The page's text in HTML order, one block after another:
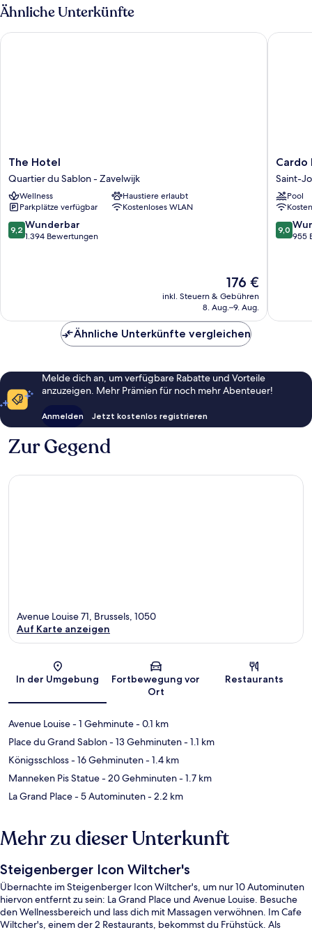
Ähnliche Unterkünfte
The
Hotel
Quartier
du
Sablon
-
Zavelwijk
The Hotel
Quartier du Sablon - Zavelwijk
Wellness
Haustiere erlaubt
Parkplätze verfügbar
Kostenloses WLAN
9.2
von
9,2 Wunderbar
1.394 Bewertungen
Der
Preis
beträgt
176 €
inkl. Steuern & Gebühren
8. Aug.–9. Aug.
The Hotel
Cardo
Saint-
Josse-
ten-
Cardo
Saint-
Pool
9.0
von
9,0
955
Cardo
Ähnliche Unterkünfte vergleichen
Melde dich an, um verfügbare Rabatte und Vorteile
anzuzeigen. Mehr Prämien für noch mehr Abenteuer!
Anmelden Jetzt kostenlos registrieren
Zur Gegend
Karte
Avenue Louise 71, Brussels, 1050
Auf Karte anzeigen
In der Umgebung
Fortbewegung vor
Ort
Restaurants
Avenue Louise- 1 Gehminute- 0.1 km
Place du Grand Sablon- 13 Gehminuten- 1.1 km
Königsschloss- 16 Gehminuten- 1.4 km
Manneken Pis Statue- 20 Gehminuten- 1.7 km
La Grand Place- 5 Autominuten- 2.2 km
Mehr zu dieser Unterkunft
Steigenberger Icon Wiltcher's
Übernachte im Steigenberger Icon Wiltcher's, um nur 10 Autominuten
hiervon entfernt zu sein: La Grand Place und Avenue Louise. Besuche
den Wellnessbereich und lass dich mit Massagen verwöhnen. Im Cafe
Wiltcher's, einem der 2 Restaurants, bekommst du Frühstück. Als